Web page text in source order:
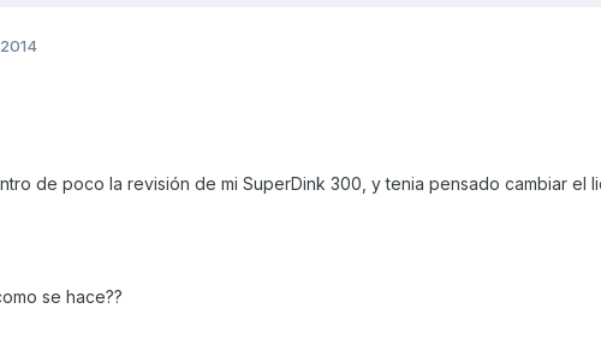
de poco la revisión de mi SuperDink 300, y tenia pensado cambiar el
se hace??